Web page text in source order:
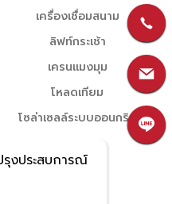
รุงประสบการณ์
เครื่องเชื่อมสนาม
ลิฟท์กระเช้า
เครนแมงมุม
โหลดเทียม
โซล่าเซลล์ระบบออนกริด